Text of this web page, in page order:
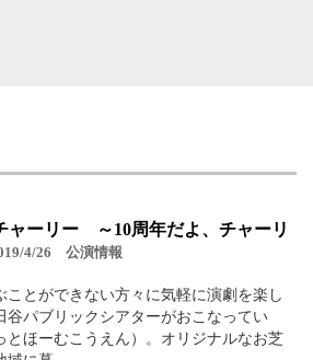
ャーリー ～10周年だよ、チャーリ
4/26 公演情報
ことができない方々に気軽に演劇を楽し
谷パブリックシアターがおこなってい
とほーむこうえん）。オリジナルなお芝